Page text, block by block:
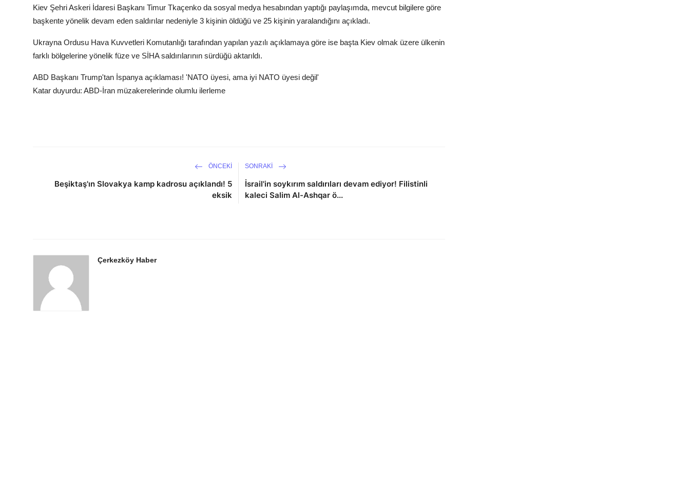
Kiev Şehri Askeri İdaresi Başkanı Timur Tkaçenko da sosyal medya hesabından yaptığı paylaşımda, mevcut bilgilere göre
başkente yönelik devam eden saldırılar nedeniyle 3 kişinin öldüğü ve 25 kişinin yaralandığını açıkladı.
Ukrayna Ordusu Hava Kuvvetleri Komutanlığı tarafından yapılan yazılı açıklamaya göre ise başta Kiev olmak üzere ülkenin
farklı bölgelerine yönelik füze ve SİHA saldırılarının sürdüğü aktarıldı.
ABD Başkanı Trump'tan İspanya açıklaması! 'NATO üyesi, ama iyi NATO üyesi değil'
Katar duyurdu: ABD-İran müzakerelerinde olumlu ilerleme
ÖNCEKI
Beşiktaş'ın Slovakya kamp kadrosu açıklandı! 5
eksik
SONRAKI
İsrail'in soykırım saldırıları devam ediyor! Filistinli
kaleci Salim Al-Ashqar ö...
Çerkezköy Haber